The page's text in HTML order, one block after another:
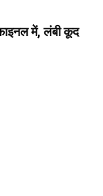
में, लंबी कूद